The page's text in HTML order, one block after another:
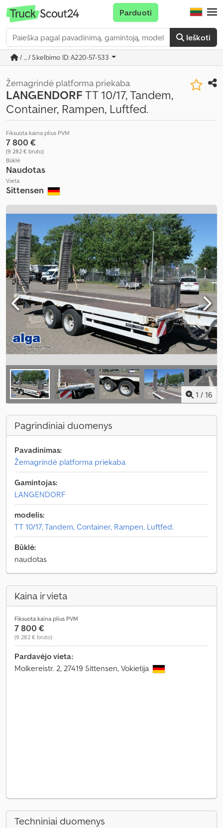
Ieškoti
Parduoti
/ ... / Skelbimo ID: A220-57-533
Žemagrindė platforma priekaba
LANGENDORFTT 10/17, Tandem,
Container, Rampen, Luftfed.
Fiksuota kaina plius PVM
7 800 €
(9 282 € bruto)
Būklė
Naudotas
Vieta
Sittensen
1 / 16
Pagrindiniai duomenys
Pavadinimas:
Žemagrindė platforma priekaba
Gamintojas:
LANGENDORF
modelis:
TT 10/17, Tandem, Container, Rampen, Luftfed.
Būklė:
naudotas
Kaina ir vieta
Fiksuota kaina plius PVM
7 800 €
(9 282 € bruto)
Pardavėjo vieta:
Molkereistr. 2, 27419 Sittensen, Vokietija
Techniniai duomenys